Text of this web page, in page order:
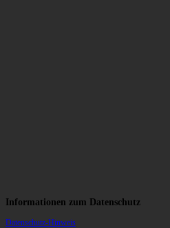
Informationen zum Datenschutz
Datenschutz-Hinweis